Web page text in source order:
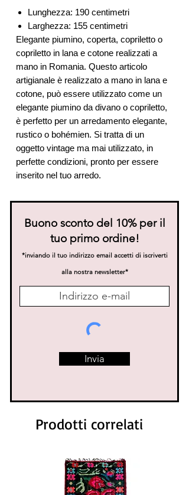
Lunghezza: 190 centimetri
Larghezza: 155 centimetri
Elegante piumino, coperta, copriletto o
copriletto in lana e cotone realizzati a
mano in Romania. Questo articolo
artigianale è realizzato a mano in lana e
cotone, può essere utilizzato come un
elegante piumino da divano o copriletto,
è perfetto per un arredamento elegante,
rustico o bohémien. Si tratta di un
oggetto vintage ma mai utilizzato, in
perfette condizioni, pronto per essere
inserito nel tuo arredo.
Buono sconto del 10% per il
tuo primo ordine!
*inviando il tuo indirizzo email accetti di iscriverti
alla nostra newsletter*
Invia
Prodotti correlati